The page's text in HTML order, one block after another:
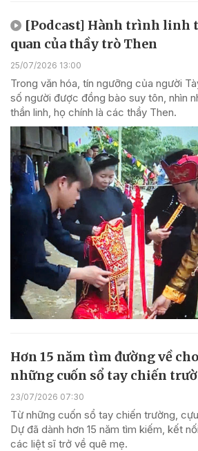
[Podcast] Hành trình linh
quan của thầy trò Then
25/07/2026 13:00
Trong văn hóa, tín ngưỡng của người
số người được đồng bào suy tôn, nhìn
thần linh, họ chính là các thầy Then.
Hơn 15 năm tìm đường về
những cuốn sổ tay chiến
23/07/2026 07:30
Từ những cuốn sổ tay chiến trường,
Dự đã dành hơn 15 năm tìm kiếm, kết
các liệt sĩ trở về quê mẹ.